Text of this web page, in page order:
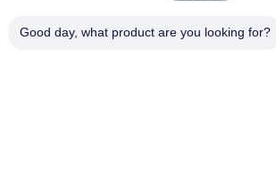
Okruchy pieczywa
Good day, what product are you looking for?